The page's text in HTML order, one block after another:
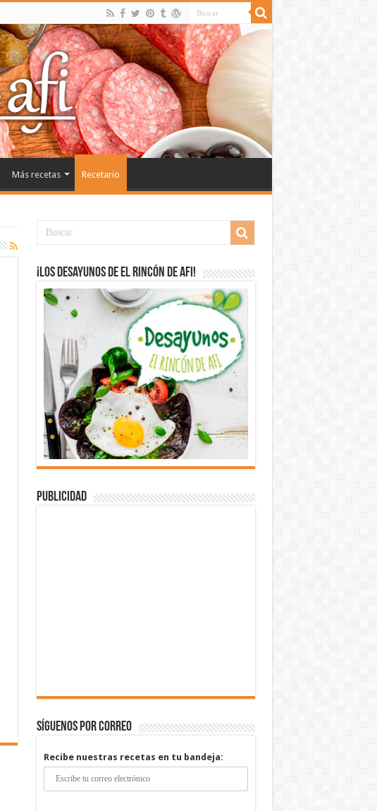
Más recetas Recetario
¡Los desayunos de El Rincón de Afi!
Publicidad
Síguenos por correo
Recibe nuestras recetas en tu bandeja: